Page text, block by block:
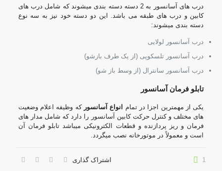
درب های آسانسور به 2 دسته دسته بندی میشوند که شامل درب های
کابین و درب های طبقه می باشد. این دو دسته خود نیز به سه نوع
دسته بندی میشوند:
درب آسانسور لولایی
درب آسانسور تلسکوپی (از یک طرف بازشو)
درب آسانسور سانترال (از وسط باز شو)
تابلو فرمان آسانسور
یکی از مهمترین اجزا در تمام انواع آسانسور که وظیفه اعلام وضعیت
های مختلف و کنترل حرکت کابین آسانسور را دارد که شامل مدار های
فرمان و ریز پردازنده و قطعات الکترونیکی میباشد تابلو فرمان آن
است و معمولاً در موتورخانه نصب میگردد.
اشتراک گذاری 1